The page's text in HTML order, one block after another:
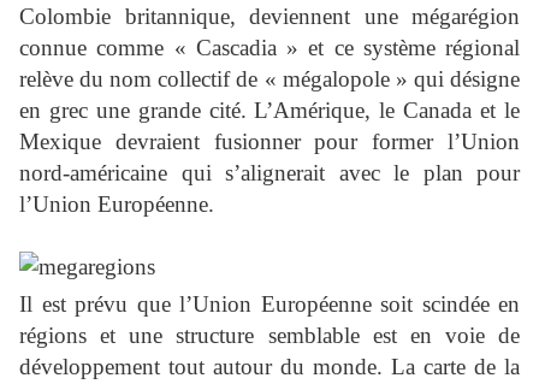
Colombie britannique, deviennent une mégarégion
connue comme « Cascadia » et ce système régional
relève du nom collectif de « mégalopole » qui désigne
en grec une grande cité. L’Amérique, le Canada et le
Mexique devraient fusionner pour former l’Union
nord-américaine qui s’alignerait avec le plan pour
l’Union Européenne.
Il est prévu que l’Union Européenne soit scindée en
régions et une structure semblable est en voie de
développement tout autour du monde. La carte de la